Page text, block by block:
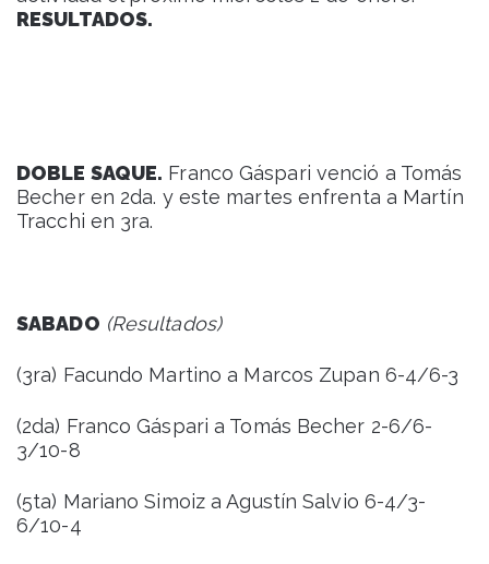
RESULTADOS.
DOBLE SAQUE. Franco Gáspari venció a Tomás
Becher en 2da. y este martes enfrenta a Martín
Tracchi en 3ra.
SABADO (Resultados)
(3ra) Facundo Martino a Marcos Zupan 6-4/6-3
(2da) Franco Gáspari a Tomás Becher 2-6/6-
3/10-8
(5ta) Mariano Simoiz a Agustín Salvio 6-4/3-
6/10-4